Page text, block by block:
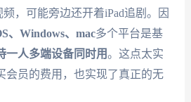
，可能旁边还开着iPad追剧。因
、Windows、mac多个平台是基
一人多端设备同时用。这点太实
会员的费用，也实现了真正的无